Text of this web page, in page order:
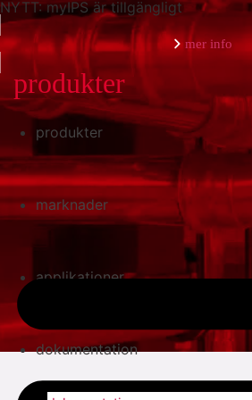
NYTT: myIPS är tillgängligt
mer info
stäng
produkter
marknader
applikationer
dokumentation
produkter